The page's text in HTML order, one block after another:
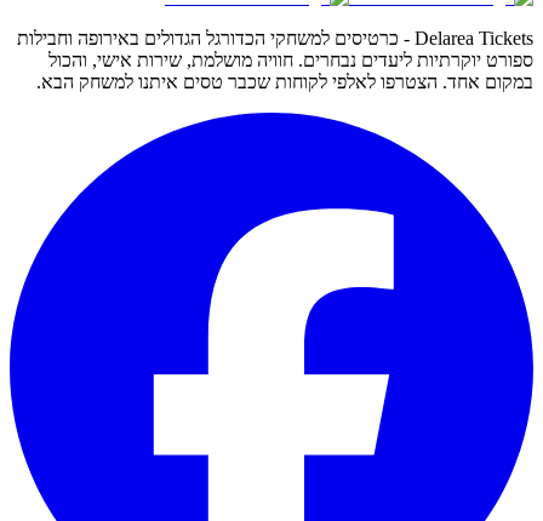
Delarea Tickets - כרטיסים למשחקי הכדורגל הגדולים באירופה וחבילות
ספורט יוקרתיות ליעדים נבחרים. חוויה מושלמת, שירות אישי, והכול
במקום אחד. הצטרפו לאלפי לקוחות שכבר טסים איתנו למשחק הבא.